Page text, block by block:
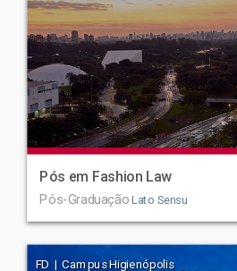
Pós em Fashion Law
Pós-Graduação Lato Sensu
FD | Campus Higienópolis